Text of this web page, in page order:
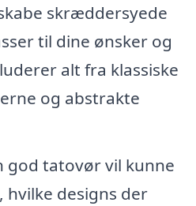
skræddersyede
til dine ønsker og
alt fra klassiske
og abstrakte
god tatovør vil kunne
hvilke designs der